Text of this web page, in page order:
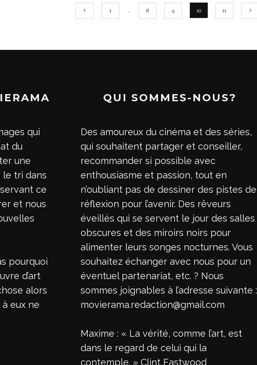
1 8 9 10 11
qui
du
une
le tri dans
ce
et nous
pourquoi
d’art
alors
eux ne
QUI SOMMES-NOUS?
Des amoureux du cinéma et des séries,
qui souhaitent partager et conseiller,
recommander si possible avec
enthousiasme et passion, tout en
n’oubliant pas de dessiner des pistes de
réflexion pour l’avenir. Des rêveurs
éveillés qui se servent le jour des salles
obscures et des miroirs noirs pour
alimenter leurs songes nocturnes. Vous
souhaitez échanger avec nous pour un
éventuel partenariat, etc. ? Nous
sommes joignables à l’adresse suivante :
movierama.redaction@gmail.com
Maxime : « La vérité, comme l’art, est
dans le regard de celui qui la
contemple. » Clint Eastwood